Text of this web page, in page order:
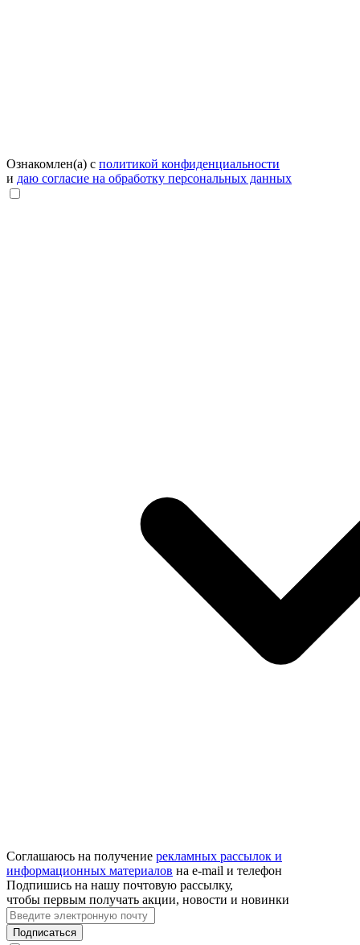
Ознакомлен(а) с политикой конфиденциальности
и даю согласие на обработку персональных данных
Соглашаюсь на получение рекламных рассылок и
информационных материалов на e‑mail и телефон
Подпишись на нашу почтовую рассылку,
чтобы первым получать акции, новости и новинки
Подписаться